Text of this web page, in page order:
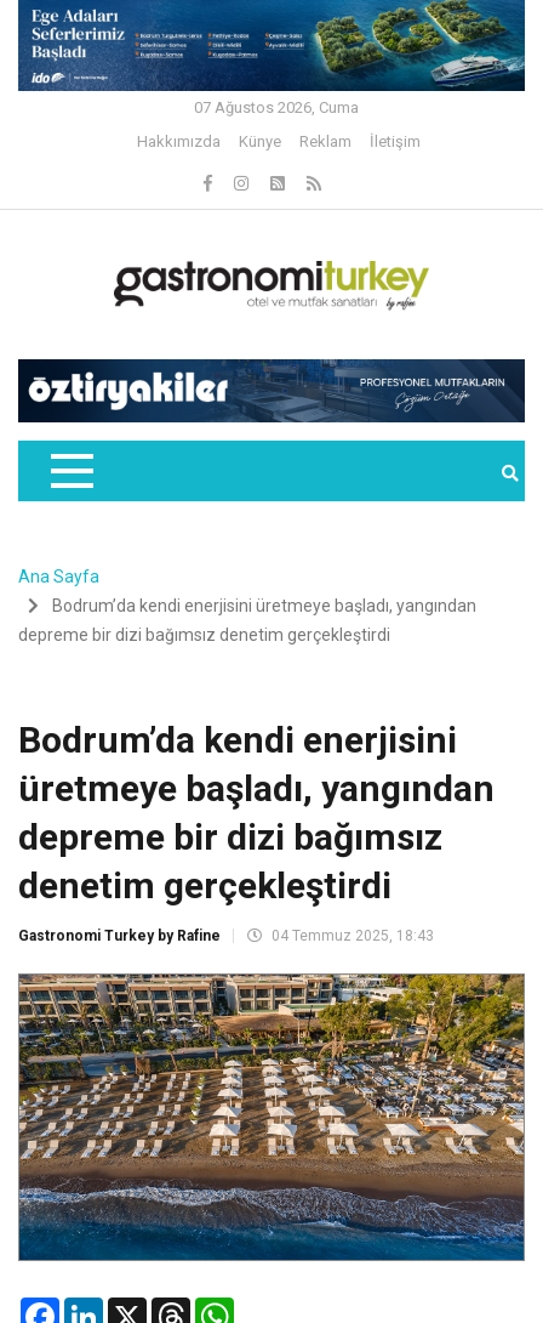
07 Ağustos 2026, Cuma
Hakkımızda
Künye Reklam İletişim
Ana Sayfa
Bodrum’da kendi enerjisini üretmeye başladı, yangından
depreme bir dizi bağımsız denetim gerçekleştirdi
Bodrum’da kendi enerjisini
üretmeye başladı, yangından
depreme bir dizi bağımsız
denetim gerçekleştirdi
Gastronomi Turkey by Rafine 04 Temmuz 2025, 18:43
FacebookLinkedIn
X Threads